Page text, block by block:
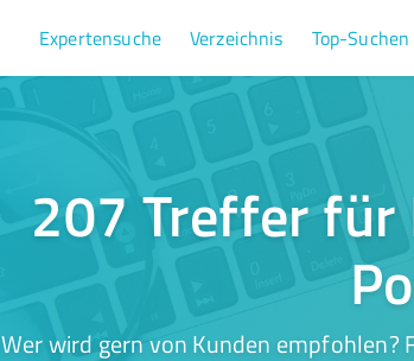
Expertensuche Verzeichnis Top-Suchen
207 Treffer
Wer wird gern von Kunden empfohlen?